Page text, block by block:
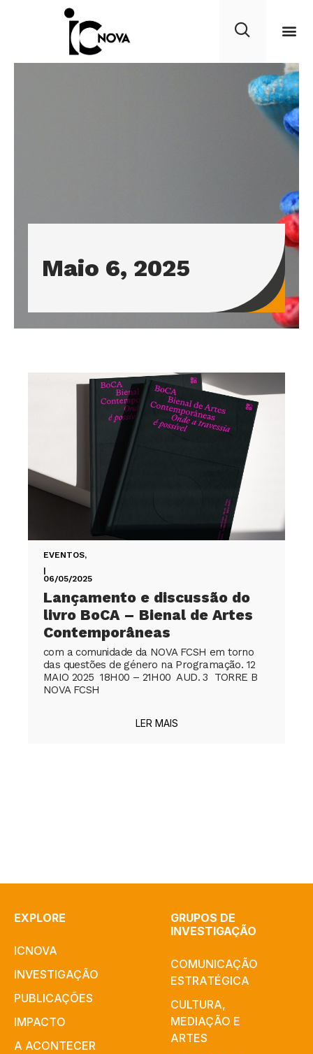
Maio 6, 2025
EVENTOS,
|
06/05/2025
Lançamento e discussão do
livro BoCA – Bienal de Artes
Contemporâneas
com a comunidade da NOVA FCSH em torno
das questões de género na Programação. 12
MAIO 2025 18H00 – 21H00 AUD. 3 TORRE B
NOVA FCSH
LER MAIS
EXPLORE
ICNOVA
INVESTIGAÇÃO
PUBLICAÇÕES
IMPACTO
A ACONTECER
GRUPOS DE
INVESTIGAÇÃO
COMUNICAÇÃO
ESTRATÉGICA
CULTURA,
MEDIAÇÃO E
ARTES​